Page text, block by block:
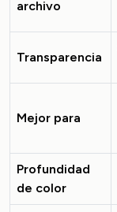
archivo
Transparencia
Mejor para
Profundidad
de color